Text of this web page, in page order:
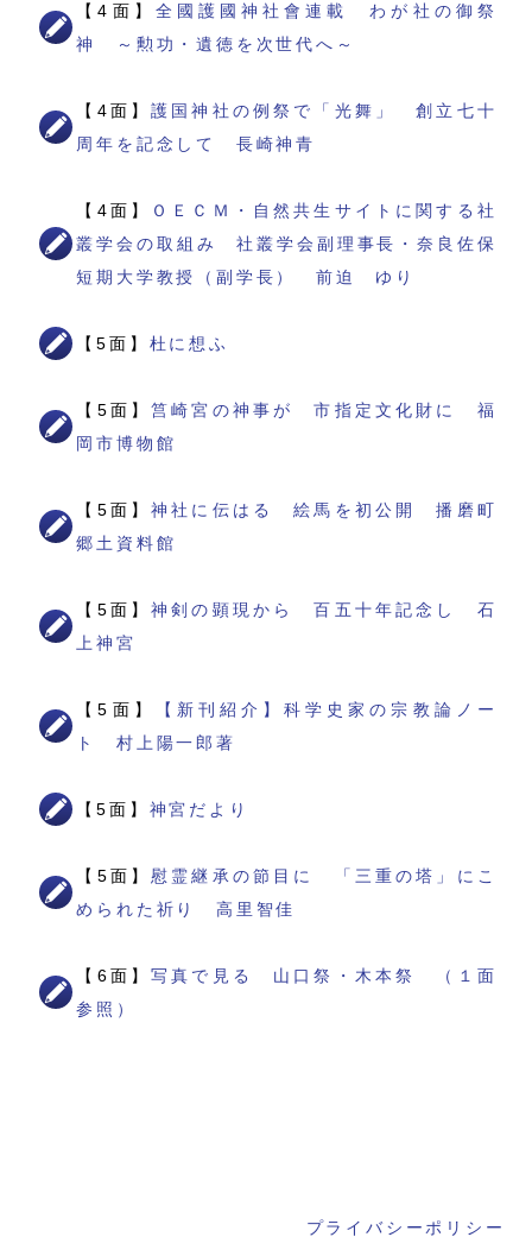
【4面】 全國護國神社會連載 わが社の御祭
神 ～勲功・遺徳を次世代へ～
【4面】護国神社の例祭で「光舞」 創立七十
周年を記念して 長崎神青
【4面】
ＯＥＣＭ・自然共生サイトに関する社
叢学会の取組み 社叢学会副理事長・奈良佐保
短期大学教授（副学長） 前迫 ゆり
【5面】 杜に想ふ
【5面】筥崎宮の神事が 市指定文化財に 福
岡市博物館
【5面】神社に伝はる 絵馬を初公開 播磨町
郷土資料館
【5面】神剣の顕現から 百五十年記念し 石
上神宮
【5面】
【新刊紹介】科学史家の宗教論ノー
ト 村上陽一郎著
【5面】 神宮だより
【5面】慰霊継承の節目に 「三重の塔」にこ
められた祈り 高里智佳
【6面】写真で見る 山口祭・木本祭 （１面
参照）
プライバシーポリシー